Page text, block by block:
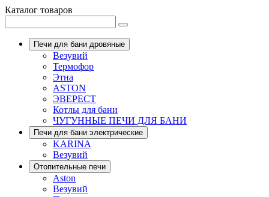
Каталог товаров
Печи для бани дровяные
Везувий
Термофор
Этна
ASTON
ЭВЕРЕСТ
Котлы для бани
ЧУГУННЫЕ ПЕЧИ ДЛЯ БАНИ
Печи для бани электрические
KARINA
Везувий
Отопительные печи
Aston
Везувий